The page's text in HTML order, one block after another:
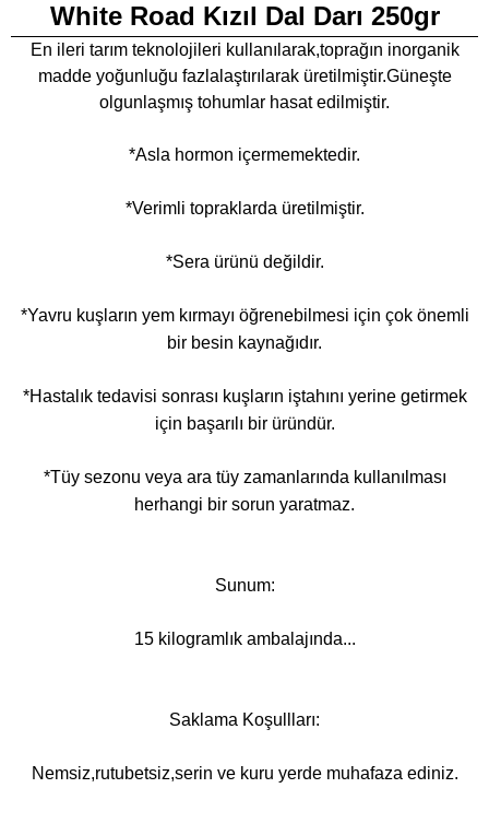
White Road Kızıl Dal Darı 250gr
En ileri tarım teknolojileri kullanılarak,toprağın inorganik
madde yoğunluğu fazlalaştırılarak üretilmiştir.Güneşte
olgunlaşmış tohumlar hasat edilmiştir.
*Asla hormon içermemektedir.
*Verimli topraklarda üretilmiştir.
*Sera ürünü değildir.
*Yavru kuşların yem kırmayı öğrenebilmesi için çok önemli
bir besin kaynağıdır.
*Hastalık tedavisi sonrası kuşların iştahını yerine getirmek
için başarılı bir üründür.
*Tüy sezonu veya ara tüy zamanlarında kullanılması
herhangi bir sorun yaratmaz.
Sunum:
15 kilogramlık ambalajında...
Saklama Koşullları:
Nemsiz,rutubetsiz,serin ve kuru yerde muhafaza ediniz.